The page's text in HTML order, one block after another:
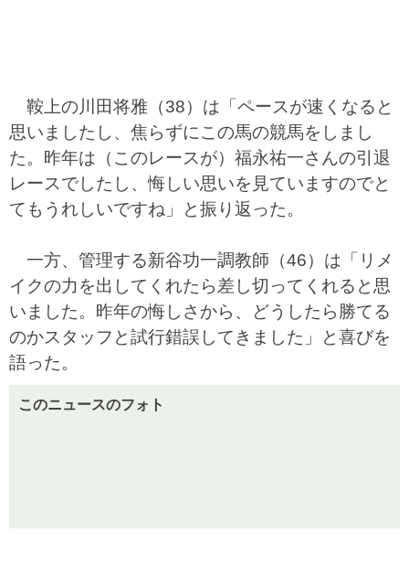
鞍上の川田将雅（38）は「ペースが速くなると
思いましたし、焦らずにこの馬の競馬をしまし
た。昨年は（このレースが）福永祐一さんの引退
レースでしたし、悔しい思いを見ていますのでと
てもうれしいですね」と振り返った。
一方、管理する新谷功一調教師（46）は「リメ
イクの力を出してくれたら差し切ってくれると思
いました。昨年の悔しさから、どうしたら勝てる
のかスタッフと試行錯誤してきました」と喜びを
語った。
このニュースのフォト